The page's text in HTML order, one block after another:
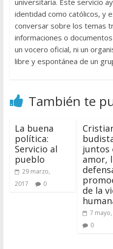
universitaria. Este servicio
identidad como católicos, y
conversar sobre los temas
informaciones o
un vocero oficial, ni un
libre y espontánea de un
También te
La buena
política:
Servicio al
pueblo
29 marzo,
2017
0
juntos
amor,
de la
7
0